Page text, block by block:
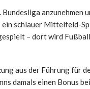
anzunehmen
schlauer Mittelfeld-
– dort wird
aus der Führung für
damals einen Bonus